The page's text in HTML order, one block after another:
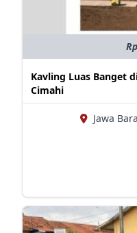
Kavling Luas Banget
Cimahi
Jawa